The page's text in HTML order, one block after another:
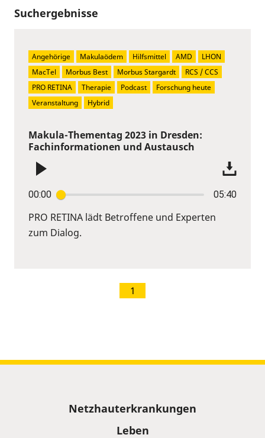
Suchergebnisse
Makula-Thementag 2023 in Dresden:
Fachinformationen und Austausch
00:00 05:40
PRO RETINA lädt Betroffene und Experten
zum Dialog.
Angehörige Makulaödem Hilfsmittel AMD
LHON
MacTel
Morbus Best Morbus Stargardt
RCS / CCS
PRO RETINA
Therapie Podcast
Forschung heute
Veranstaltung
Hybrid
1
Netzhauterkrankungen
Leben